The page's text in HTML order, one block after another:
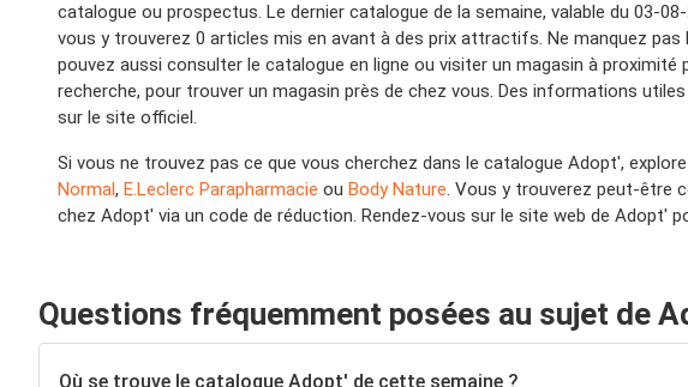
catalogue ou prospectus. Le dernier catalogue de la semaine, valable du 03-
vous y trouverez 0 articles mis en avant à des prix attractifs. Ne manquez
pouvez aussi consulter le catalogue en ligne ou visiter un magasin à
recherche, pour trouver un magasin près de chez vous. Des informations
sur le site officiel.
Si vous ne trouvez pas ce que vous cherchez dans le catalogue Adopt',
Normal, E.Leclerc Parapharmacie ou Body Nature. Vous y trouverez peut-être
chez Adopt' via un code de réduction. Rendez-vous sur le site web de Adopt'
Questions fréquemment posées au sujet de
Où se trouve le catalogue Adopt' de cette semaine ?